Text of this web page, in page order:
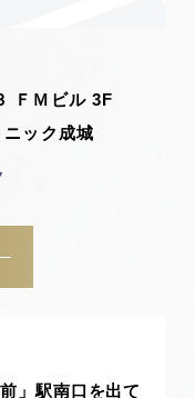
ＦＭビル 3F
ック成城
」駅南口を出て